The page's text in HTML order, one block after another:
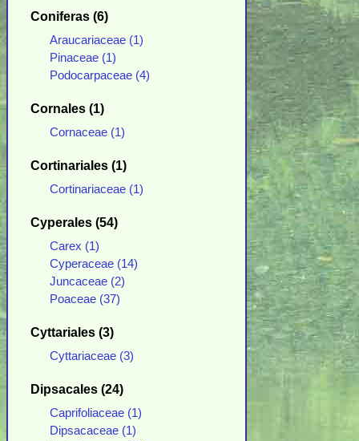
Coniferas (6)
Araucariaceae (1)
Pinaceae (1)
Podocarpaceae (4)
Cornales (1)
Cornaceae (1)
Cortinariales (1)
Cortinariaceae (1)
Cyperales (54)
Carex (1)
Cyperaceae (14)
Juncaceae (2)
Poaceae (37)
Cyttariales (3)
Cyttariaceae (3)
Dipsacales (24)
Caprifoliaceae (1)
Dipsacaceae (1)